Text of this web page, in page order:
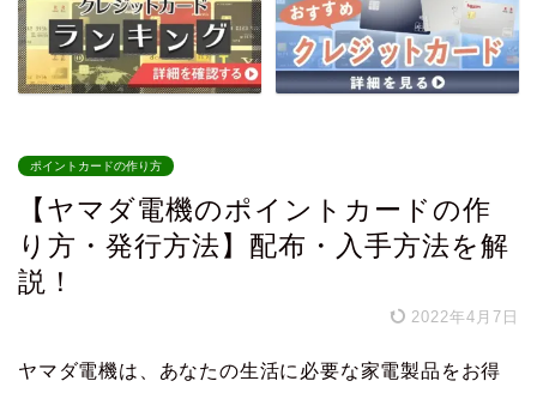
ポイントカードの作り方
【ヤマダ電機のポイントカードの作
り方・発行方法】配布・入手方法を解
説！
2022年4月7日
ヤマダ電機は、あなたの生活に必要な家電製品をお得